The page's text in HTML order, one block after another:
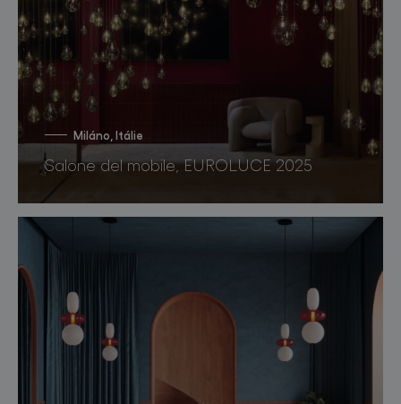
Miláno, Itálie
Salone del mobile, EUROLUCE 2025